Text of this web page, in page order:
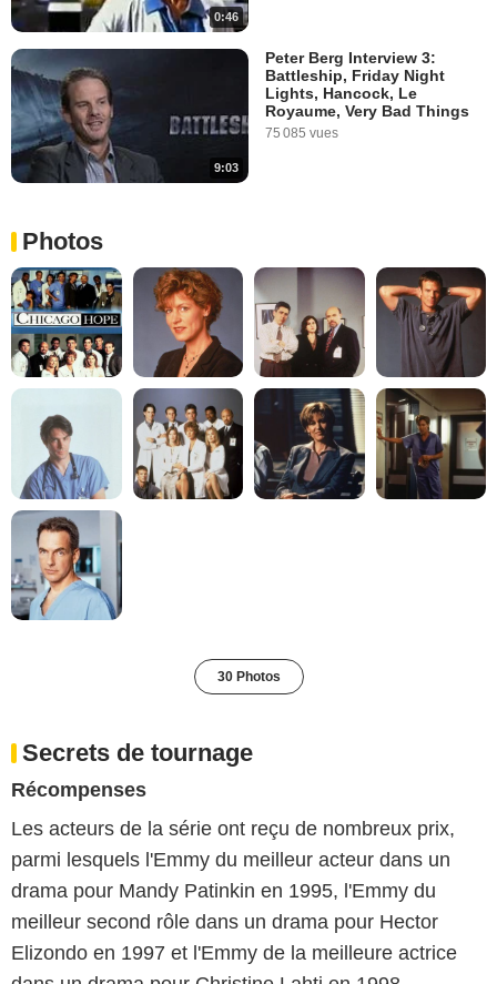
0:46
9:03
Peter Berg Interview 3:
Battleship, Friday Night
Lights, Hancock, Le
Royaume, Very Bad Things
75 085 vues
Photos
30 Photos
Secrets de tournage
Récompenses
Les acteurs de la série ont reçu de nombreux prix,
parmi lesquels l'Emmy du meilleur acteur dans un
drama pour Mandy Patinkin en 1995, l'Emmy du
meilleur second rôle dans un drama pour Hector
Elizondo en 1997 et l'Emmy de la meilleure actrice